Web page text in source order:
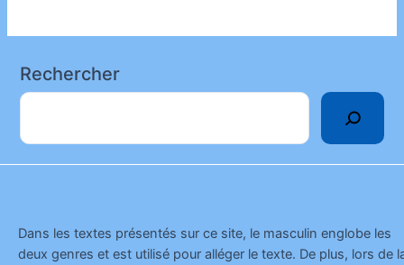
Rechercher
Dans les textes présentés sur ce site, le masculin englobe les
deux genres et est utilisé pour alléger le texte. De plus, lors de